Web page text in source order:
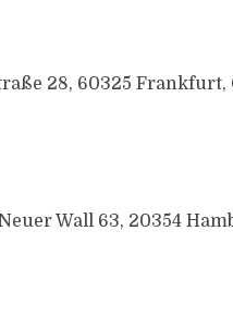
28, 60325 Frankfurt,
Wall 63, 20354